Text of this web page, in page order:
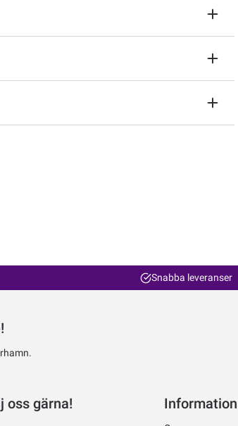
Snabba leveranser
oss gärna! Information